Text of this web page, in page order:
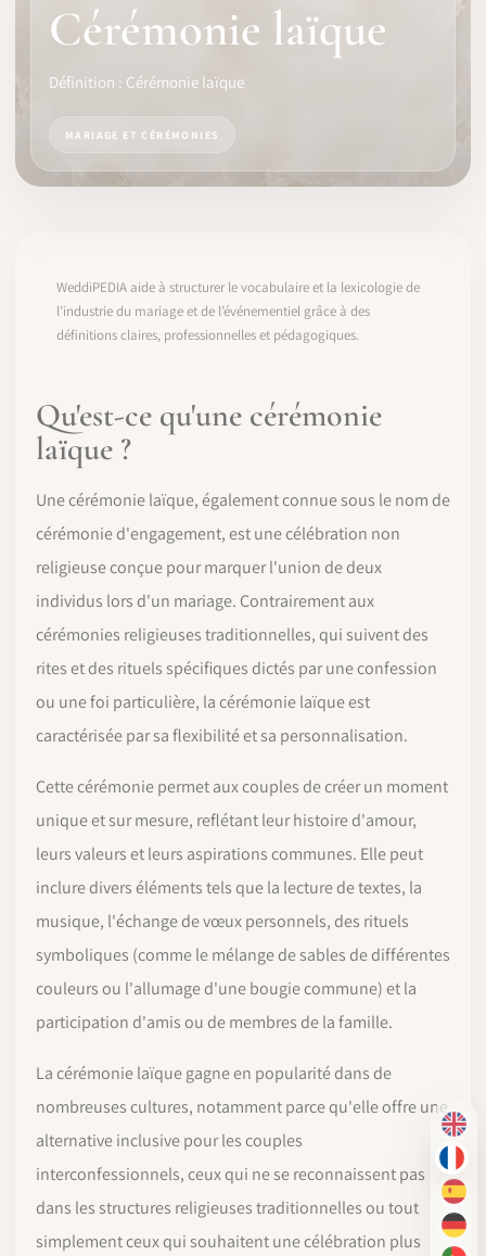
IDENTITÉ PRO
COMMENCER
EN
FR
ES
DE
Cérémonie laïque
Définition : Cérémonie laïque
MARIAGE ET CÉRÉMONIES
WeddiPEDIA aide à structurer le vocabulaire et la lexicologie de
l’industrie du mariage et de l’événementiel grâce à des
définitions claires, professionnelles et pédagogiques.
Qu'est-ce qu'une cérémonie
laïque ?
Une cérémonie laïque, également connue sous le nom de
cérémonie d'engagement, est une célébration non
religieuse conçue pour marquer l'union de deux
individus lors d'un mariage. Contrairement aux
cérémonies religieuses traditionnelles, qui suivent des
rites et des rituels spécifiques dictés par une confession
ou une foi particulière, la cérémonie laïque est
caractérisée par sa flexibilité et sa personnalisation.
Cette cérémonie permet aux couples de créer un moment
unique et sur mesure, reflétant leur histoire d'amour,
leurs valeurs et leurs aspirations communes. Elle peut
inclure divers éléments tels que la lecture de textes, la
musique, l'échange de vœux personnels, des rituels
symboliques (comme le mélange de sables de différentes
couleurs ou l'allumage d'une bougie commune) et la
participation d'amis ou de membres de la famille.
La cérémonie laïque gagne en popularité dans de
nombreuses cultures, notamment parce qu'elle offre une
alternative inclusive pour les couples
interconfessionnels, ceux qui ne se reconnaissent pas
dans les structures religieuses traditionnelles ou tout
simplement ceux qui souhaitent une célébration plus